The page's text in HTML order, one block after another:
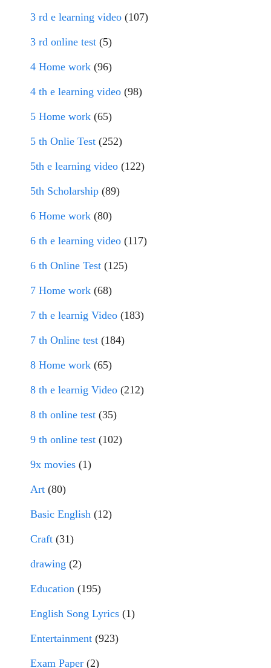
3 rd e learning video (107)
3 rd online test (5)
4 Home work (96)
4 th e learning video (98)
5 Home work (65)
5 th Onlie Test (252)
5th e learning video (122)
5th Scholarship (89)
6 Home work (80)
6 th e learning video (117)
6 th Online Test (125)
7 Home work (68)
7 th e learnig Video (183)
7 th Online test (184)
8 Home work (65)
8 th e learnig Video (212)
8 th online test (35)
9 th online test (102)
9x movies (1)
Art (80)
Basic English (12)
Craft (31)
drawing (2)
Education (195)
English Song Lyrics (1)
Entertainment (923)
Exam Paper (2)